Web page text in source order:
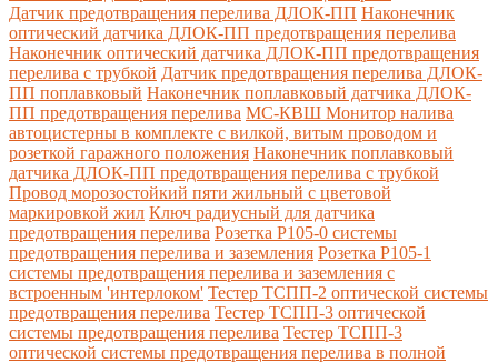
Датчик предотвращения перелива ДЛОК-ПП Наконечник
оптический датчика ДЛОК-ПП предотвращения перелива
Наконечник оптический датчика ДЛОК-ПП предотвращения
перелива с трубкой Датчик предотвращения перелива ДЛОК-
ПП поплавковый Наконечник поплавковый датчика ДЛОК-
ПП предотвращения перелива МС-КВШ Монитор налива
автоцистерны в комплекте с вилкой, витым проводом и
розеткой гаражного положения Наконечник поплавковый
датчика ДЛОК-ПП предотвращения перелива с трубкой
Провод морозостойкий пяти жильный с цветовой
маркировкой жил Ключ радиусный для датчика
предотвращения перелива Розетка Р105-0 системы
предотвращения перелива и заземления Розетка Р105-1
системы предотвращения перелива и заземления с
встроенным 'интерлоком' Тестер ТСПП-2 оптической системы
предотвращения перелива Тестер ТСПП-3 оптической
системы предотвращения перелива Тестер ТСПП-3
оптической системы предотвращения перелива в полной